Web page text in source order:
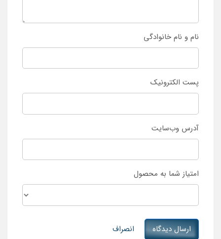
نام و نام خانوادگی
پست الکترونیک
آدرس وب‌سایت
امتیاز شما به محصول
ارسال دیدگاه انصراف